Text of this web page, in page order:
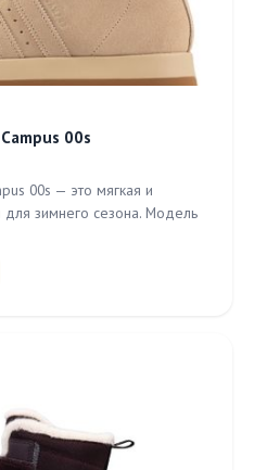
00s
00s — это мягкая и
для зимнего сезона. Модель